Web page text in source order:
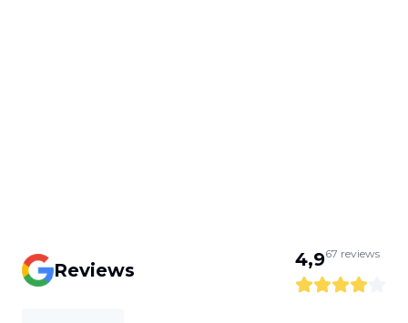
Reviews 4,967 reviews